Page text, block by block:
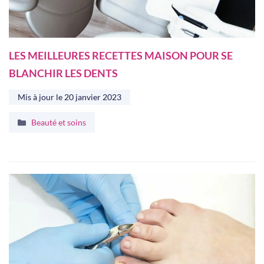
LES MEILLEURES RECETTES MAISON POUR SE
BLANCHIR LES DENTS
Mis à jour le 20 janvier 2023
Catégories
Beauté et soins